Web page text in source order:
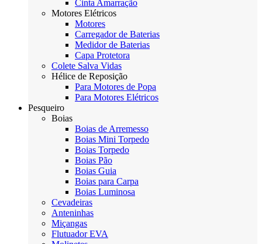
Cinta Amarração
Motores Elétricos
Motores
Carregador de Baterias
Medidor de Baterias
Capa Protetora
Colete Salva Vidas
Hélice de Reposição
Para Motores de Popa
Para Motores Elétricos
Pesqueiro
Boias
Boias de Arremesso
Boias Mini Torpedo
Boias Torpedo
Boias Pão
Boias Guia
Boias para Carpa
Boias Luminosa
Cevadeiras
Anteninhas
Miçangas
Flutuador EVA